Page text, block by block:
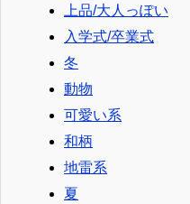
上品/大人っぽい
入学式/卒業式
冬
動物
可愛い系
和柄
地雷系
夏